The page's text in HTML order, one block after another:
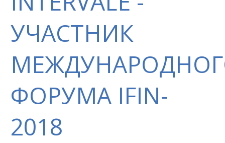
УЧАСТНИК
ФОРУМА IFIN-
2018